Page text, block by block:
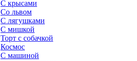
С крысами
Со львом
С лягушками
С мишкой
Торт с собачкой
Космос
С машиной